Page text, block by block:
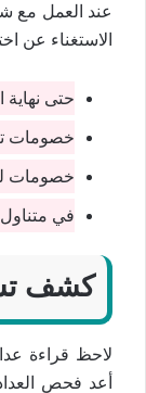
عند العمل مع
الاستغناء عن
حتى
خصومات تصل إلى 40٪
خصومات
في
كشف
لاحظ قراءة
أعد فحص